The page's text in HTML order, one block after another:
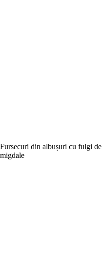
Fursecuri din albușuri cu fulgi de
migdale